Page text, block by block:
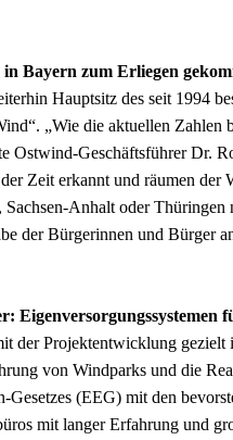
Bayern zum Erliegen
Hauptsitz des seit 1994
„Wie die aktuellen
Ostwind-Geschäftsführer Dr.
Zeit erkannt und räumen der
Anhalt oder
der Bürgerinnen und Bürger
Eigenversorgungssystemen
der Projektentwicklung gezielt
von Windparks und die
Gesetzes (EEG) mit den
mit langer Erfahrung und